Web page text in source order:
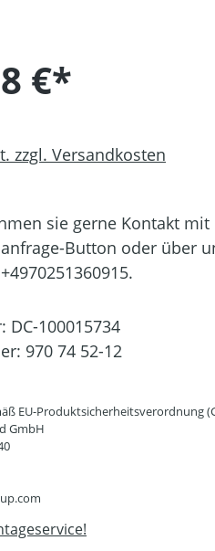
€*
zzgl. Versandkosten
sie gerne Kontakt
Button oder über
DC-100015734
970 74 52-12
EU-Produktsicherheitsverordnung
GmbH